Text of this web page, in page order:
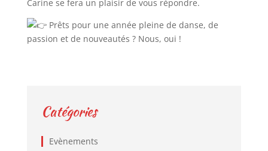
Carine se fera un plaisir de vous répondre.
Prêts pour une année pleine de danse, de
passion et de nouveautés ? Nous, oui !
Catégories
Evènements